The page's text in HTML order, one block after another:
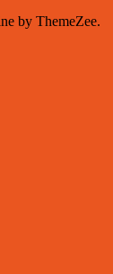
by ThemeZee.